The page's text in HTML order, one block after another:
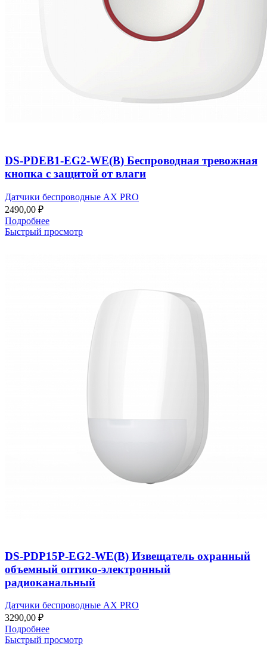
DS-PDEB1-EG2-WE(B) Беспроводная тревожная
кнопка с защитой от влаги
Датчики беспроводные AX PRO
2490,00 ₽
Подробнее
Быстрый просмотр
DS-PDP15P-EG2-WE(B) Извещатель охранный
объемный оптико-электронный
радиоканальный
Датчики беспроводные AX PRO
3290,00 ₽
Подробнее
Быстрый просмотр